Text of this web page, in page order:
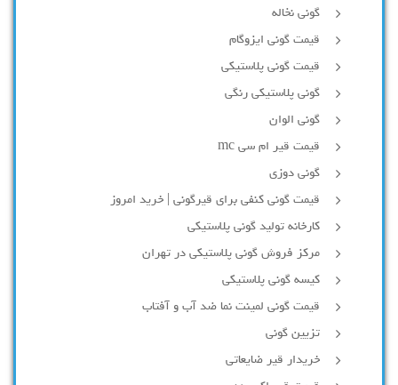
گونی نخاله
قیمت گونی ایزوگام
قیمت گونی پلاستیکی
گونی پلاستیکی رنگی
گونی الوان
قیمت قیر ام سی mc
گونی دوزی
قیمت گونی کنفی برای قیرگونی | خرید امروز
کارخانه تولید گونی پلاستیکی
مرکز فروش گونی پلاستیکی در تهران
کیسه گونی پلاستیکی
قیمت گونی لمینت نما ضد آب و آفتاب
تزیین گونی
خریدار قیر ضایعاتی